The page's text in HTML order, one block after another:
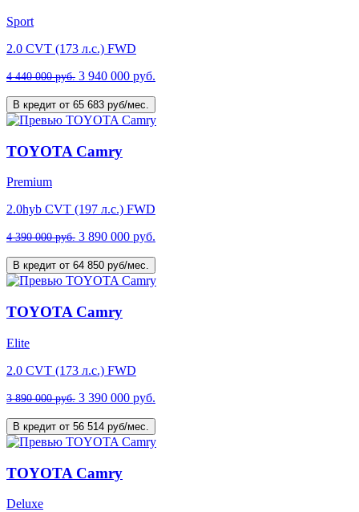
Sport
2.0 CVT (173 л.с.) FWD
4 440 000 руб. 3 940 000 руб.
В кредит от 65 683 руб/мес.
TOYOTA Camry
Premium
2.0hyb CVT (197 л.с.) FWD
4 390 000 руб. 3 890 000 руб.
В кредит от 64 850 руб/мес.
TOYOTA Camry
Elite
2.0 CVT (173 л.с.) FWD
3 890 000 руб. 3 390 000 руб.
В кредит от 56 514 руб/мес.
TOYOTA Camry
Deluxe